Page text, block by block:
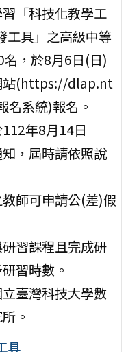
「科技化教學工
工具」之高級中等
，於8月6日(日)
站(https://dlap.nt
系統)報名。
年8月14日
知，屆時請依照說
師可申請公(差)假
習課程且完成研
習時數。
臺灣科技大學數
。
具